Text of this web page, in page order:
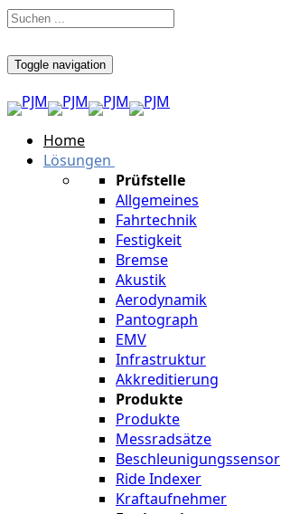
Toggle navigation
Home
Lösungen
Prüfstelle
Allgemeines
Fahrtechnik
Festigkeit
Bremse
Akustik
Aerodynamik
Pantograph
EMV
Infrastruktur
Akkreditierung
Produkte
Produkte
Messradsätze
Beschleunigungssensor
Ride Indexer
Kraftaufnehmer